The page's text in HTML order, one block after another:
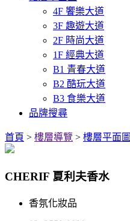
4F 饗樂大道
3F 趣遊大道
2F 時尚大道
1F 經典大道
B1 青春大道
B2 酷玩大道
B3 食樂大道
品牌搜尋
首頁 > 樓層導覽 > 樓層平面圖
CHERIF 夏利夫香水
香氛化妝品